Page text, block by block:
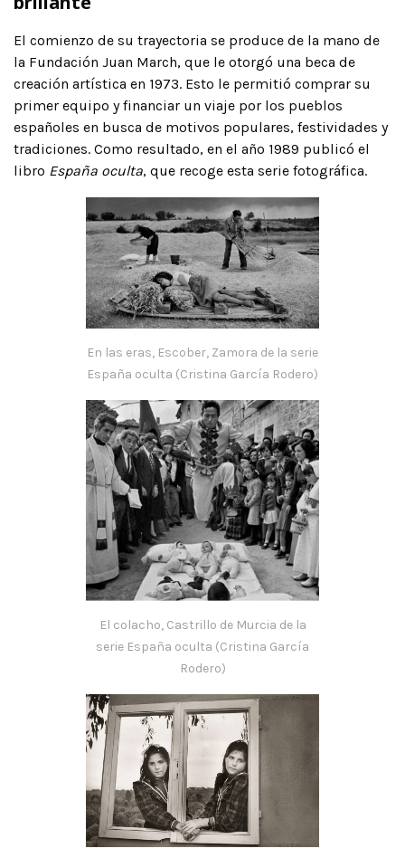
El comienzo de su trayectoria se produce de la mano de
la Fundación Juan March, que le otorgó una beca de
creación artística en 1973. Esto le permitió comprar su
primer equipo y financiar un viaje por los pueblos
españoles en busca de motivos populares, festividades y
tradiciones. Como resultado, en el año 1989 publicó el
libro España oculta, que recoge esta serie fotográfica.
En las eras, Escober, Zamora de la serie
España oculta (Cristina García Rodero)
El colacho, Castrillo de Murcia de la
serie España oculta (Cristina García
Rodero)